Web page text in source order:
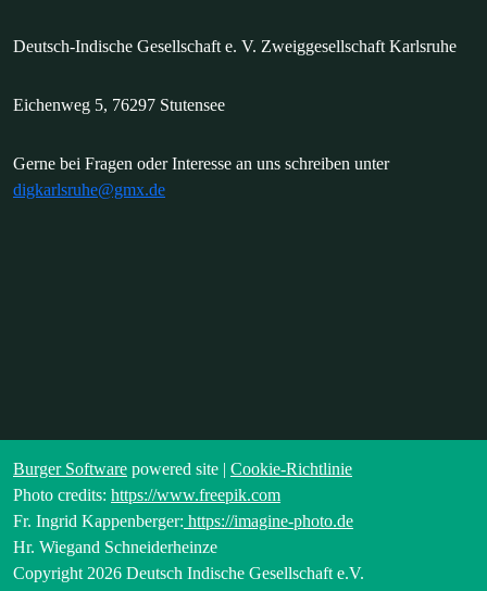
Deutsch-Indische Gesellschaft e. V. Zweiggesellschaft Karlsruhe
Eichenweg 5, 76297 Stutensee
Gerne bei Fragen oder Interesse an uns schreiben unter
digkarlsruhe@gmx.de
Burger Software powered site | Cookie-Richtlinie
Photo credits: https://www.freepik.com
Fr. Ingrid Kappenberger: https://imagine-photo.de
Hr. Wiegand Schneiderheinze
Copyright 2026 Deutsch Indische Gesellschaft e.V.